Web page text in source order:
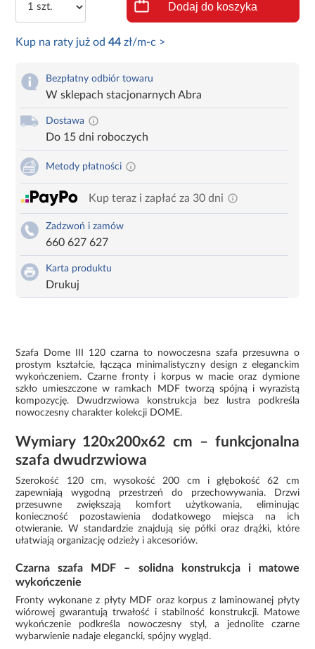
Dodaj do koszyka
Kup na raty już od44 zł/m-c >
Bezpłatny odbiór towaru
W sklepach stacjonarnych Abra
Dostawa
Do 15 dni roboczych
Metody płatności
Kup teraz i zapłać za 30 dni
Zadzwoń i zamów
660 627 627
Karta produktu
Drukuj
Szafa Dome III 120 czarna to nowoczesna szafa przesuwna o
prostym kształcie, łącząca minimalistyczny design z eleganckim
wykończeniem. Czarne fronty i korpus w macie oraz dymione
szkło umieszczone w ramkach MDF tworzą spójną i wyrazistą
kompozycję. Dwudrzwiowa konstrukcja bez lustra podkreśla
nowoczesny charakter kolekcji DOME.
Wymiary 120x200x62 cm – funkcjonalna
szafa dwudrzwiowa
Szerokość 120 cm, wysokość 200 cm i głębokość 62 cm
zapewniają wygodną przestrzeń do przechowywania. Drzwi
przesuwne zwiększają komfort użytkowania, eliminując
konieczność pozostawienia dodatkowego miejsca na ich
otwieranie. W standardzie znajdują się półki oraz drążki, które
ułatwiają organizację odzieży i akcesoriów.
Czarna szafa MDF – solidna konstrukcja i matowe
wykończenie
Fronty wykonane z płyty MDF oraz korpus z laminowanej płyty
wiórowej gwarantują trwałość i stabilność konstrukcji. Matowe
wykończenie podkreśla nowoczesny styl, a jednolite czarne
wybarwienie nadaje elegancki, spójny wygląd.